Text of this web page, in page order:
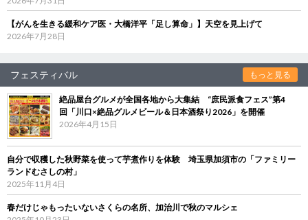
【がんを生きる緩和ケア医・大橋洋平「足し算命」】天空を見上げて
2026年7月28日
フェスティバル もっと見る
絶品屋台グルメが全国各地から大集結 “庶民派食フェス”第4
回「川口×絶品グルメビール＆日本酒祭り2026」を開催
2026年4月15日
自分で収穫した秋野菜を使って芋煮作りを体験 埼玉県加須市の「ファミリー
ランドむさしの村」
2025年11月4日
春だけじゃもったいないさくらの名所、加治川で秋のマルシェ